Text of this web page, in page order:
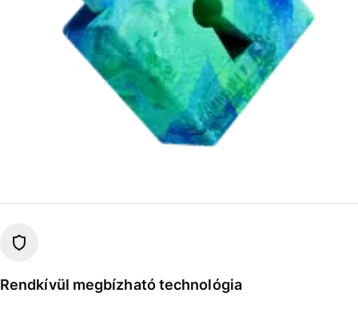
Rendkívül megbízható technológia